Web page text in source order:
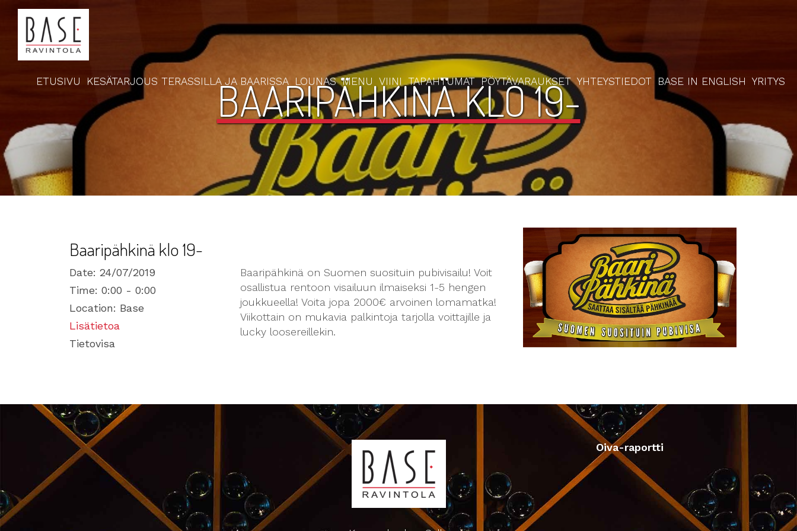
ETUSIVU KESÄTARJOUS TERASSILLA JA BAARISSA LOUNAS MENU VIINI TAPAHTUMAT PÖYTÄVARAUKSET YHTEYSTIEDOT BASE IN ENGLISH YRITYS
BAARIPÄHKINÄ KLO 19-
Baaripähkinä klo 19-
Date: 24/07/2019
Time: 0:00 - 0:00
Location: Base
Lisätietoa
Tietovisa
Baaripähkinä on Suomen suosituin pubivisailu! Voit
osallistua rentoon visailuun ilmaiseksi 1-5 hengen
joukkueella! Voita jopa 2000€ arvoinen lomamatka!
Viikottain on mukavia palkintoja tarjolla voittajille ja
lucky loosereillekin.
Oiva-raportti